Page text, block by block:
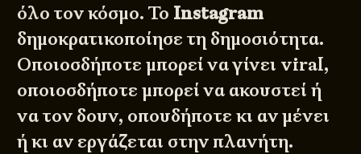
όλο τον κόσμο. Το Instagram
δημοκρατικοποίησε τη δημοσιότητα.
Οποιοσδήποτε μπορεί να γίνει viral,
οποιοσδήποτε μπορεί να ακουστεί ή
να τον δουν, οπουδήποτε κι αν μένει
ή κι αν εργάζεται στην πλανήτη.